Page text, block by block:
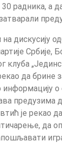
радника, а
дискусију
Србије,
да брине
информацију
предузима
је рекао
да